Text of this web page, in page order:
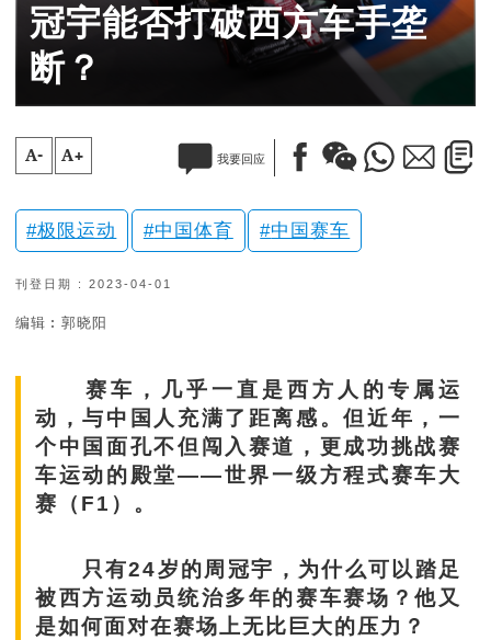
冠宇能否打破西方车手垄
断？
A- A+ 我要回应
极限运动 中国体育 中国赛车
刊登日期 : 2023-04-01
编辑︰郭晓阳
赛车，几乎一直是西方人的专属运
动，与中国人充满了距离感。但近年，一
个中国面孔不但闯入赛道，更成功挑战赛
车运动的殿堂——世界一级方程式赛车大
赛（F1）。
只有24岁的周冠宇，为什么可以踏足
被西方运动员统治多年的赛车赛场？他又
是如何面对在赛场上无比巨大的压力？